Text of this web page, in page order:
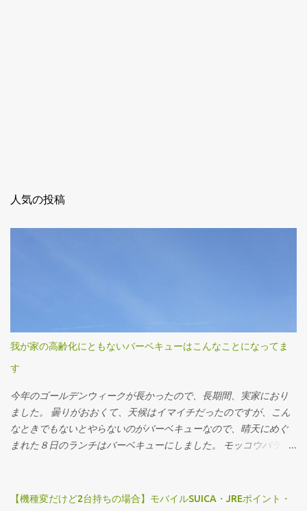
人気の投稿
我が家の高齢化にともないバーベキューはこんなことになってま
す
今年のゴールデンウィークが長かったので、長期間、実家におり
ました。 曇りがおおくて、天候はイマイチだったのですが、こん
なときでもないとやらないのがバーベキューなので、晴天にめぐ
まれた８日のランチはバーベキューにしました。 モッコウバラ 最
【機種変だけど2台持ちの場合】モバイルSUICA・JREポイント・